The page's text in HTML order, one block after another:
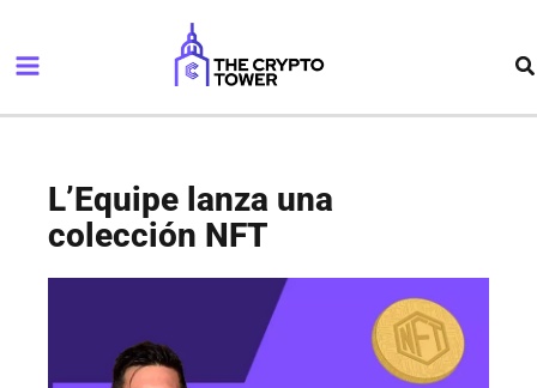
contenido
Menu
L’Equipe lanza una
colección NFT